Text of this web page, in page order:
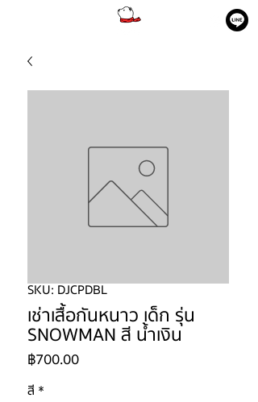
SKU: DJCPDBL
เช่าเสื้อกันหนาว เด็ก รุ่น
SNOWMAN สี น้ำเงิน
฿700.00ราคา
สี *